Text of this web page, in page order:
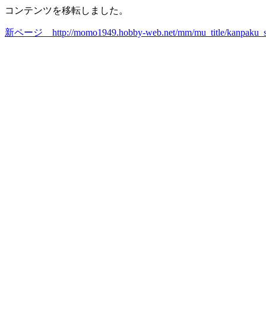
コンテンツを移転しました。
新ページ http://momo1949.hobby-web.net/mm/mu_title/